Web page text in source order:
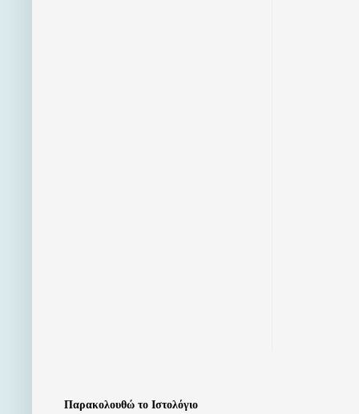
Παρακολουθώ το Ιστολόγιο